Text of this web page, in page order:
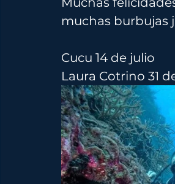
muchas burbujas
Cucu 14 de julio
Laura Cotrino 31